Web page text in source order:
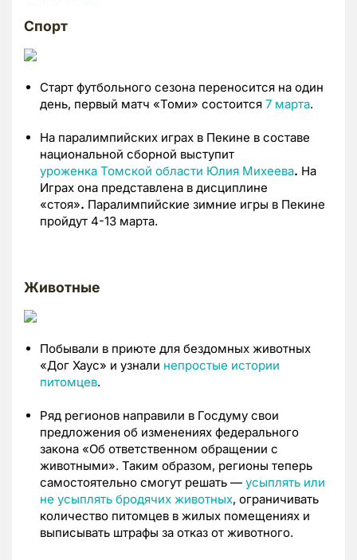
Спорт
Старт футбольного сезона переносится на один
день, первый матч «Томи» состоится 7 марта.
На паралимпийских играх в Пекине в составе
национальной сборной выступит
уроженка Томской области Юлия Михеева. На
Играх она представлена в дисциплине
«стоя». Паралимпийские зимние игры в Пекине
пройдут 4-13 марта.
Животные
Побывали в приюте для бездомных животных
«Дог Хаус» и узнали непростые истории
питомцев.
Ряд регионов направили в Госдуму свои
предложения об изменениях федерального
закона «Об ответственном обращении с
животными». Таким образом, регионы теперь
самостоятельно смогут решать — усыплять или
не усыплять бродячих животных, ограничивать
количество питомцев в жилых помещениях и
выписывать штрафы за отказ от животного.